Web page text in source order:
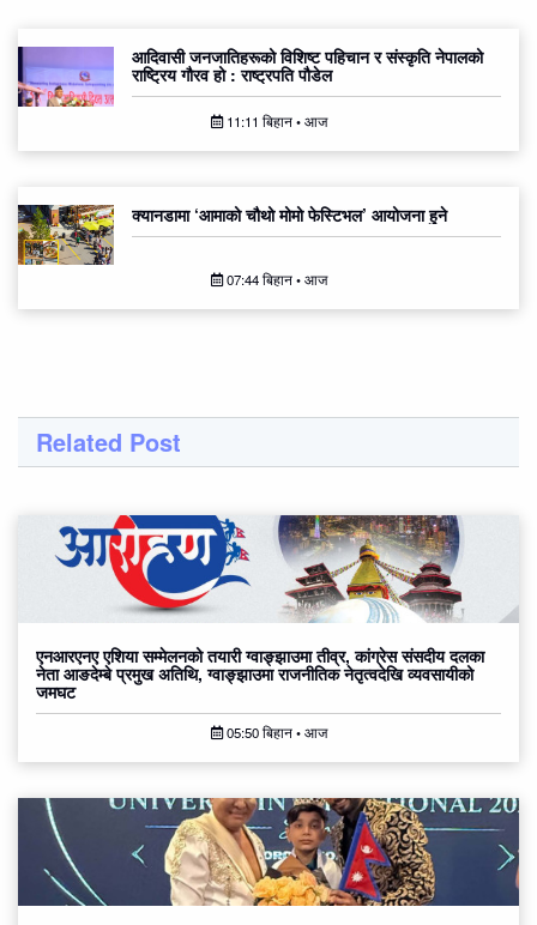
आदिवासी जनजातिहरूको विशिष्ट पहिचान र संस्कृति नेपालको
राष्ट्रिय गौरव हो : राष्ट्रपति पौडेल
11:11 बिहान • आज
क्यानडामा ‘आमाको चौथो मोमो फेस्टिभल’ आयोजना हुने
07:44 बिहान • आज
Related Post
एनआरएनए एशिया सम्मेलनको तयारी ग्वाङ्झाउमा तीव्र, कांग्रेस संसदीय दलका
नेता आङदेम्बे प्रमुख अतिथि, ग्वाङ्झाउमा राजनीतिक नेतृत्वदेखि व्यवसायीको
जमघट
05:50 बिहान • आज